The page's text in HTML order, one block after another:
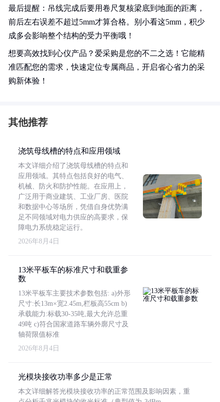
最后提醒：吊线完成后要用卷尺复核梁底到地面的距离，
前后左右误差不超过5mm才算合格。别小看这5mm，积少
成多会影响整个结构的受力平衡哦！
想要高效找到心仪产品？爱采购是您的不二之选！它能精
准匹配您的需求，快速定位专属商品，开启省心省力的采
购新体验！
其他推荐
浇筑母线槽的特点和应用领域
本文详细介绍了浇筑母线槽的特点和
应用领域。其特点包括良好的电气、
机械、防火和防护性能。在应用上，
广泛用于商业建筑、工业厂房、医院
和数据中心等场所，凭借自身优势满
足不同领域对电力供应的高要求，保
障电力系统稳定运行。
2026年8月4日
13米平板车的标准尺寸和载重参
数
13米平板车主要技术参数包括: a)外形
尺寸:长13m×宽2.45m,栏板高55cm b)
承载能力:标载30-35吨,最大允许总重
49吨 c)符合国家道路车辆外廓尺寸及
轴荷限值标准
2026年8月4日
光模块接收功率多少是正常
本文详细解答光模块接收功率的正常范围及影响因素，重